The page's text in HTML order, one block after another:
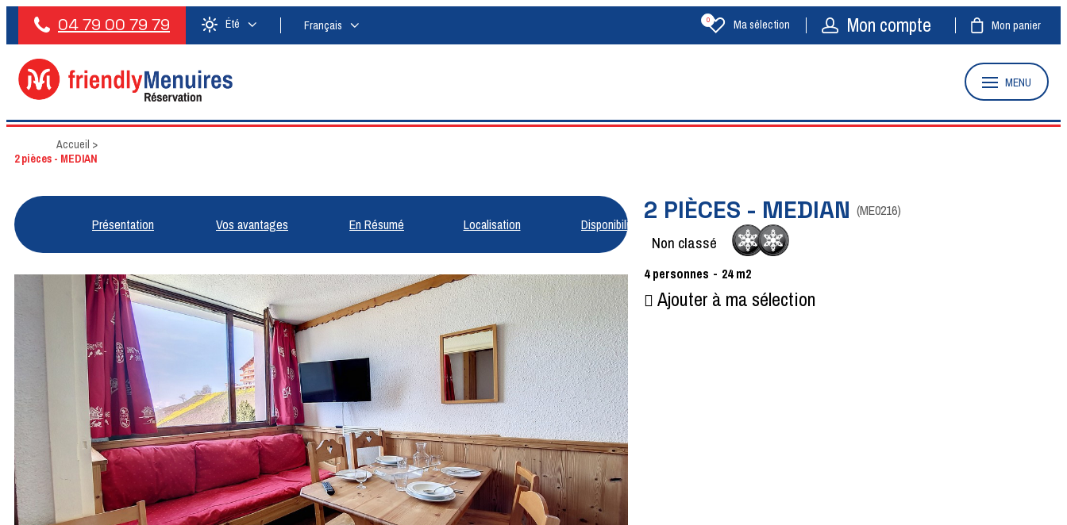
04 79 00 79 79 Été Français Ma sélection
0 Mon compte Mon panier
MENU
Accueil >
2 pièces - MEDIAN
Présentation Vos avantages En Résumé Localisation Disponibilités 2 PIÈCES - MEDIAN (ME0216)
Non classé
4 personnes 24 m2
Ajouter à ma sélection